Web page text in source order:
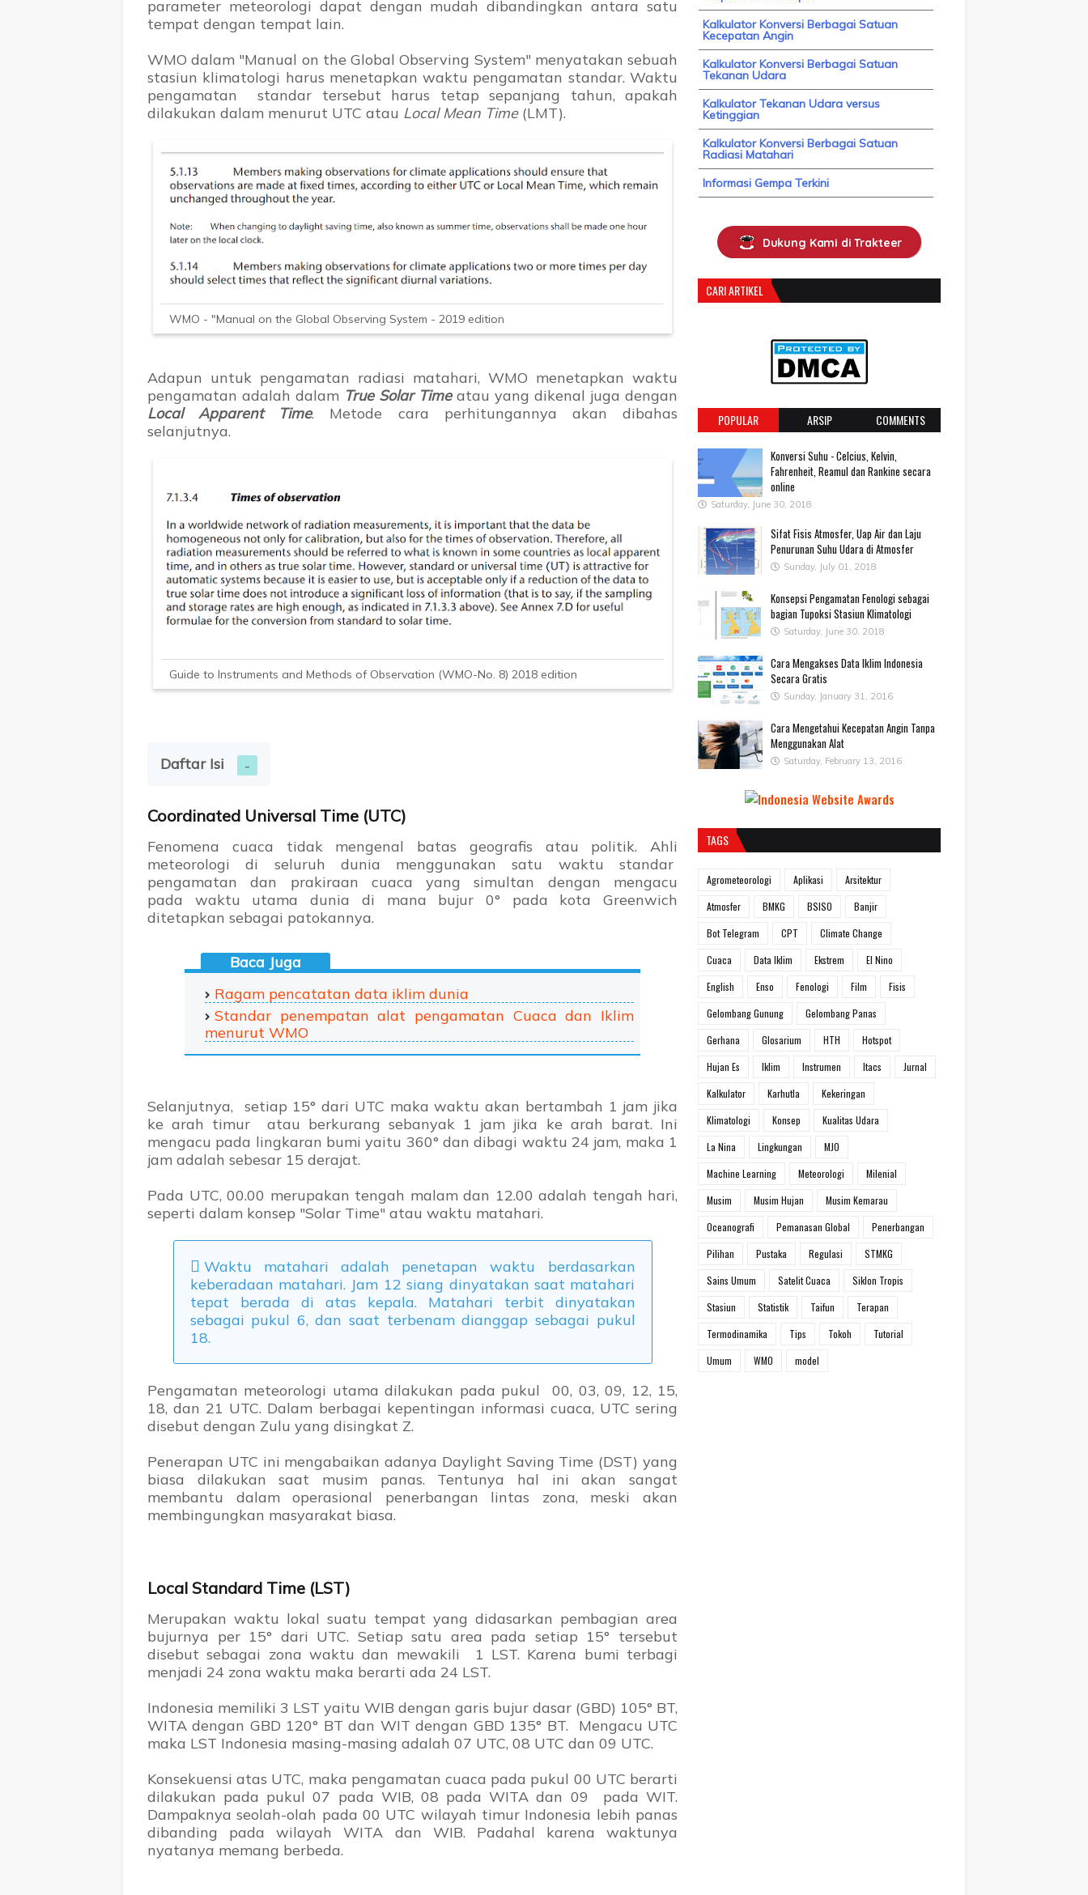
parameter meteorologi dapat dengan mudah dibandingkan antara satu
tempat dengan tempat lain.
WMO dalam "Manual on the Global Observing System" menyatakan sebuah
stasiun klimatologi harus menetapkan waktu pengamatan standar. Waktu
pengamatan standar tersebut harus tetap sepanjang tahun, apakah
dilakukan dalam menurut UTC atau Local Mean Time(LMT).
WMO - "Manual on the Global Observing System - 2019 edition
Adapun untuk pengamatan radiasi matahari, WMO menetapkan waktu
pengamatan adalah dalam True Solar Timeatau yang dikenal juga dengan
Local Apparent Time. Metode cara perhitungannya akan dibahas
selanjutnya.
Guide to Instruments and Methods of Observation (WMO-No. 8) 2018 edition
Daftar Isi
Coordinated Universal Time (UTC)
Fenomena cuaca tidak mengenal batas geografis atau politik. Ahli
meteorologi di seluruh dunia menggunakan satu waktu standar
pengamatan dan prakiraan cuaca yang simultan dengan mengacu
pada waktu utama dunia di mana bujur 0° pada kota Greenwich
ditetapkan sebagai patokannya.
Ragam pencatatan data iklim dunia
Standar penempatan alat pengamatan Cuaca dan Iklim
menurut WMO
Selanjutnya, setiap 15° dari UTC maka waktu akan bertambah 1 jam jika
ke arah timur atau berkurang sebanyak 1 jam jika ke arah barat. Ini
mengacu pada lingkaran bumi yaitu 360° dan dibagi waktu 24 jam, maka 1
jam adalah sebesar 15 derajat.
Pada UTC, 00.00 merupakan tengah malam dan 12.00 adalah tengah hari,
seperti dalam konsep "Solar Time" atau waktu matahari.
Waktu matahari adalah penetapan waktu berdasarkan
keberadaan matahari. Jam 12 siang dinyatakan saat matahari
tepat berada di atas kepala. Matahari terbit dinyatakan
sebagai pukul 6, dan saat terbenam dianggap sebagai pukul
18.
Pengamatan meteorologi utama dilakukan pada pukul 00, 03, 09, 12, 15,
18, dan 21 UTC. Dalam berbagai kepentingan informasi cuaca, UTC sering
disebut dengan Zulu yang disingkat Z.
Penerapan UTC ini mengabaikan adanya Daylight Saving Time (DST) yang
biasa dilakukan saat musim panas. Tentunya hal ini akan sangat
membantu dalam operasional penerbangan lintas zona, meski akan
membingungkan masyarakat biasa.
Local Standard Time (LST)
Merupakan waktu lokal suatu tempat yang didasarkan pembagian area
bujurnya per 15° dari UTC. Setiap satu area pada setiap 15° tersebut
disebut sebagai zona waktu dan mewakili 1 LST. Karena bumi terbagi
menjadi 24 zona waktu maka berarti ada 24 LST.
Indonesia memiliki 3 LST yaitu WIB dengan garis bujur dasar (GBD) 105° BT,
WITA dengan GBD 120° BT dan WIT dengan GBD 135° BT. Mengacu UTC
maka LST Indonesia masing-masing adalah 07 UTC, 08 UTC dan 09 UTC.
Konsekuensi atas UTC, maka pengamatan cuaca pada pukul 00 UTC berarti
dilakukan pada pukul 07 pada WIB, 08 pada WITA dan 09 pada WIT.
Dampaknya seolah-olah pada 00 UTC wilayah timur Indonesia lebih panas
dibanding pada wilayah WITA dan WIB. Padahal karena waktunya
nyatanya memang berbeda.
Kalkulator Konversi Berbagai Satuan
Kecepatan Angin
Kalkulator Konversi Berbagai Satuan
Tekanan Udara
Kalkulator Tekanan Udara versus
Ketinggian
Kalkulator Konversi Berbagai Satuan
Radiasi Matahari
Informasi Gempa Terkini
Dukung Kami di Trakteer
CARI ARTIKEL
POPULAR ARSIP COMMENTS
Konversi Suhu - Celcius, Kelvin,
Fahrenheit, Reamul dan Rankine secara
online
Saturday, June 30, 2018
Sifat Fisis Atmosfer, Uap Air dan Laju
Penurunan Suhu Udara di Atmosfer
Sunday, July 01, 2018
Konsepsi Pengamatan Fenologi sebagai
bagian Tupoksi Stasiun Klimatologi
Saturday, June 30, 2018
Cara Mengakses Data Iklim Indonesia
Secara Gratis
Sunday, January 31, 2016
Cara Mengetahui Kecepatan Angin Tanpa
Menggunakan Alat
Saturday, February 13, 2016
TAGS
Agrometeorologi Aplikasi
Arsitektur
Atmosfer
BMKG BSISO
Banjir
Bot Telegram
CPT
Climate Change
Cuaca
Data Iklim Ekstrem
El Nino
English
Enso Fenologi Film
Fisis
Gelombang Gunung
Gelombang Panas
Gerhana
Glosarium HTH
Hotspot
Hujan Es
Iklim Instrumen Itacs
Jurnal
Kalkulator
Karhutla
Kekeringan
Klimatologi
Konsep
Kualitas Udara
La Nina
Lingkungan
MJO
Machine Learning
Meteorologi
Milenial
Musim
Musim Hujan
Musim Kemarau
Oceanografi
Pemanasan Global
Penerbangan
Pilihan
Pustaka Regulasi
STMKG
Sains Umum
Satelit Cuaca
Siklon Tropis
Stasiun
Statistik Taifun
Terapan
Termodinamika
Tips Tokoh
Tutorial
Umum
WMO model